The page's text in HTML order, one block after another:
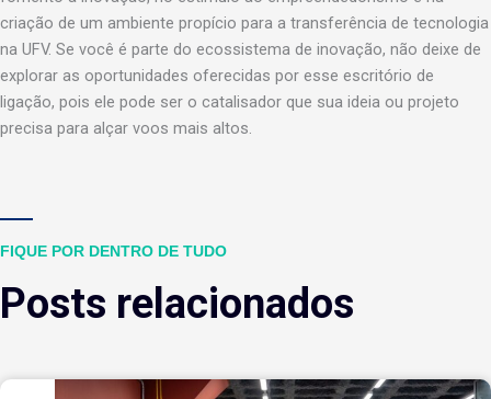
criação de um ambiente propício para a transferência de tecnologia
na UFV. Se você é parte do ecossistema de inovação, não deixe de
explorar as oportunidades oferecidas por esse escritório de
ligação, pois ele pode ser o catalisador que sua ideia ou projeto
precisa para alçar voos mais altos.
FIQUE POR DENTRO DE TUDO
Posts relacionados